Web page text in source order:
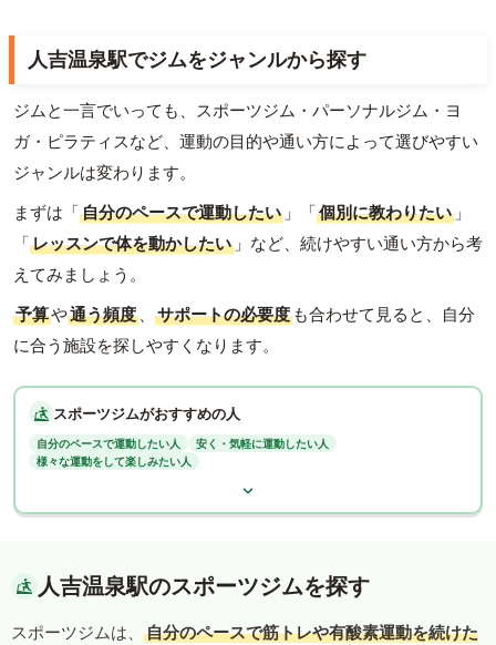
人吉温泉駅でジムをジャンルから探す
ジムと一言でいっても、スポーツジム・パーソナルジム・ヨ
ガ・ピラティスなど、運動の目的や通い方によって選びやすい
ジャンルは変わります。
まずは「自分のペースで運動したい 」「個別に教わりたい 」
「レッスンで体を動かしたい 」など、続けやすい通い方から考
えてみましょう。
予算や通う頻度 、 サポートの必要度 も合わせて見ると、自分
に合う施設を探しやすくなります。
スポーツジムがおすすめの人
自分のペースで運動したい人
安く・気軽に運動したい人
様々な運動をして楽しみたい人
人吉温泉駅のスポーツジムを探す
スポーツジムは、
自分のペースで筋トレや有酸素運動を続けた